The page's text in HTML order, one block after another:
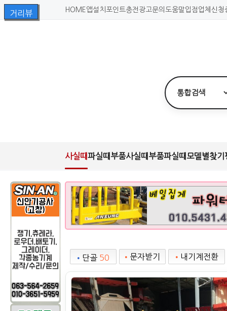
HOME 앱설치 포인트충전 광고문의 도움말입점업체신청
사실때파실때 부품사실때 부품파실때 모델별찾기
• 단골 50 • 문자받기 • 내기계전환